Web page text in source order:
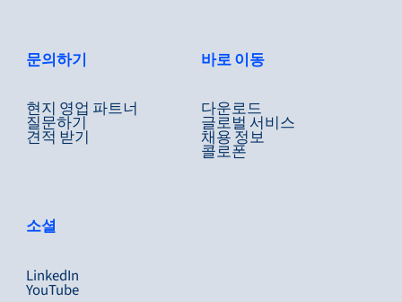
문의하기
현지 영업 파트너
질문하기
견적 받기
바로 이동
다운로드
글로벌 서비스
채용 정보
콜로폰
소셜
LinkedIn
YouTube